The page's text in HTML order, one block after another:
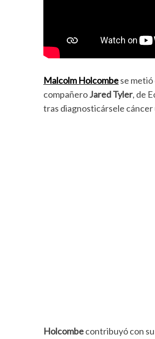
Malcolm Holcombese
compañeroJared Tyler, de
tras diagnosticársele cáncer
Holcombecontribuyó con